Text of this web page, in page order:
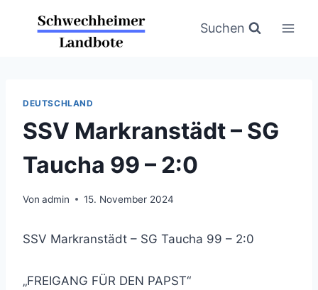
Suchen
DEUTSCHLAND
SSV Markranstädt – SG
Taucha 99 – 2:0
Von admin 15. November 2024
SSV Markranstädt – SG Taucha 99 – 2:0
„FREIGANG FÜR DEN PAPST“